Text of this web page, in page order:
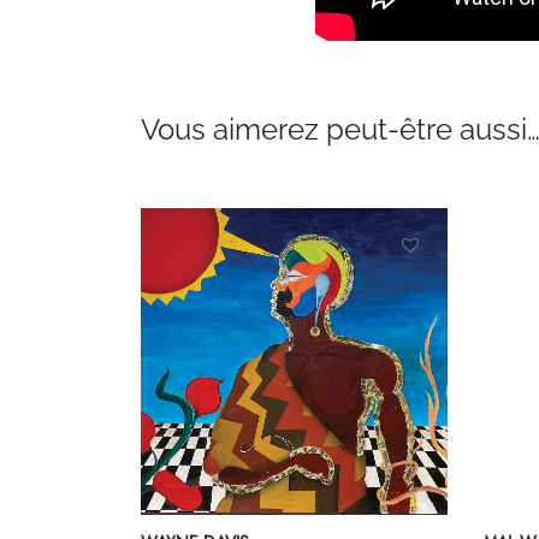
Vous aimerez peut-être aussi…